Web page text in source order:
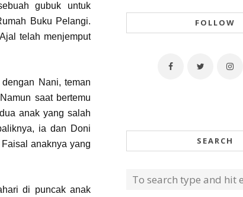
gubuk untuk
Buku Pelangi.
telah menjemput
Nani, teman
saat bertemu
anak yang salah
ia dan Doni
anaknya yang
di puncak anak
FOLLOW
SEARCH